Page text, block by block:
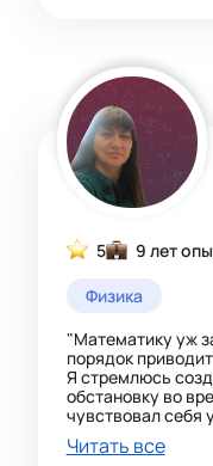
5 9 лет
Физика
"Математику уж
порядок
Я стремлюсь
обстановку во
чувствовал себя
вопросы. Я
обучения, чтобы
Читать все